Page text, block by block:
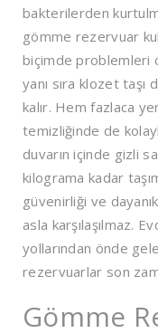
bakterilerden
gömme rezervuar
biçimde problemleri
yanı sıra klozet taşı
kalır. Hem fazlaca
temizliğinde de
duvarın içinde gizli
kilograma kadar
güvenirliği ve
asla karşılaşılmaz.
yollarından önde
rezervuarlar son
Gömme